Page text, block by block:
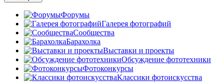
Форумы
Галерея фотографий
Сообщества
Барахолка
Выставки и проекты
Обсуждение фототехники
Фотоконкурсы
Классики фотоискусства